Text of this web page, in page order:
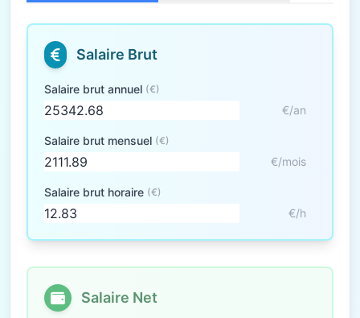
Salaire Brut
Salaire brut annuel (€)
€/an
Salaire brut mensuel (€)
€/mois
Salaire brut horaire (€)
€/h
Salaire Net